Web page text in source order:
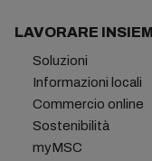
LAVORARE
Soluzioni
Informazioni locali
Commercio online
Sostenibilità
myMSC